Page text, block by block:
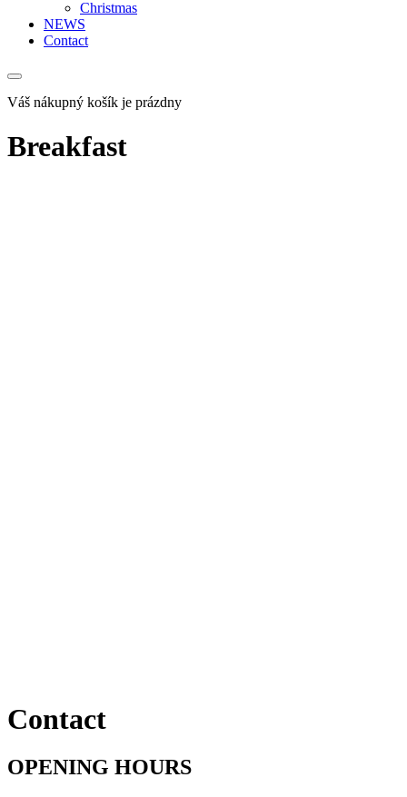
Christmas
NEWS
Contact
Váš nákupný košík je prázdny
Breakfast
Contact
OPENING HOURS